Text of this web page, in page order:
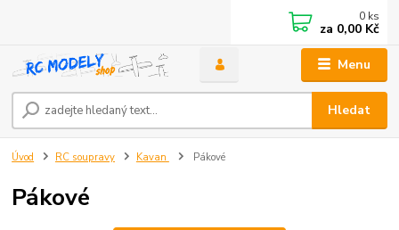
Menu
Hledat
0 ks
za 0,00 Kč
Úvod RC soupravy Kavan Pákové
Pákové